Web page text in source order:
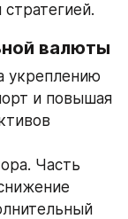
валюты
укреплению
и повышая
Часть